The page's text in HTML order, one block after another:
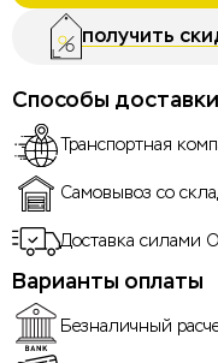
получить
Способы доставки
Транспортная
Самовывоз со
Доставка силами
Варианты оплаты
Безналичный